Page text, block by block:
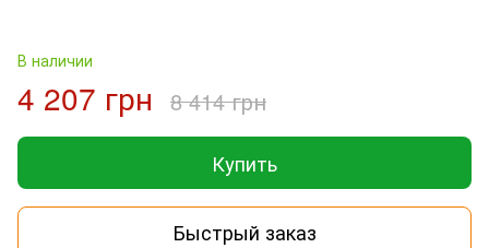
В наличии
4 207 грн 8 414 грн
Купить
Быстрый заказ